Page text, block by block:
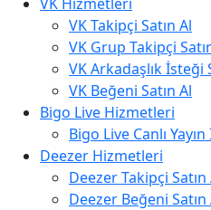
VK Takipçi Satın Al
VK Grup Takipçi
VK Arkadaşlık İsteği
VK Beğeni Satın Al
Bigo Live Hizmetleri
Bigo Live Canlı
Deezer Hizmetleri
Deezer Takipçi Satın
Deezer Beğeni Satın